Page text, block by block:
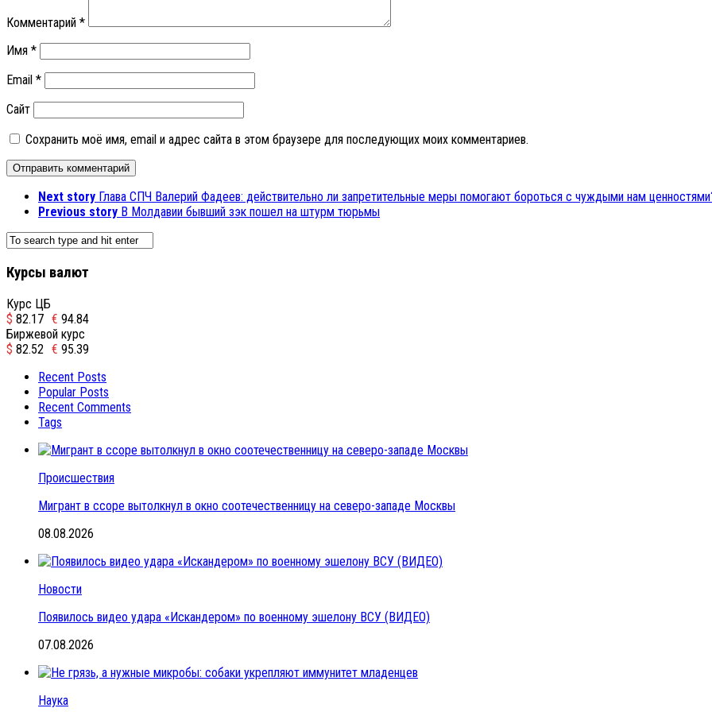
Комментарий *
Имя *
Email *
Сайт
Сохранить моё имя, email и адрес сайта в этом браузере для последующих моих комментариев.
Next story Глава СПЧ Валерий Фадеев: действительно ли запретительные меры помогают бороться с чуждыми нам
Previous story В Молдавии бывший зэк пошел на штурм тюрьмы
Курсы валют
Курс ЦБ
$ 82.17 € 94.84
Биржевой курс
$ 82.52 € 95.39
Recent Posts
Popular Posts
Recent Comments
Tags
Происшествия
Мигрант в ссоре вытолкнул в окно соотечественницу на северо-западе Москвы
08.08.2026
Новости
Появилось видео удара «Искандером» по военному эшелону ВСУ (ВИДЕО)
07.08.2026
Наука